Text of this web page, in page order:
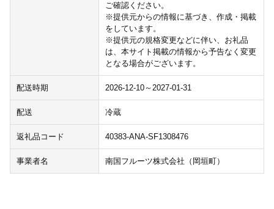
ご確認ください。
※提供元からの情報に基づき、作成・掲載
をしています。
※提供元の規格変更などに伴い、お礼品
は、本サイト掲載の情報から予告なく変更
となる場合がございます。
配送時期 2026-12-10～2027-01-31
配送 冷蔵
返礼品コード 40383-ANA-SF1308476
事業者名 南国フルーツ株式会社（岡垣町）